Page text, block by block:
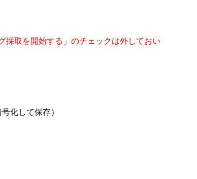
採取を開始する」のチェックは外しておい
化して保存）